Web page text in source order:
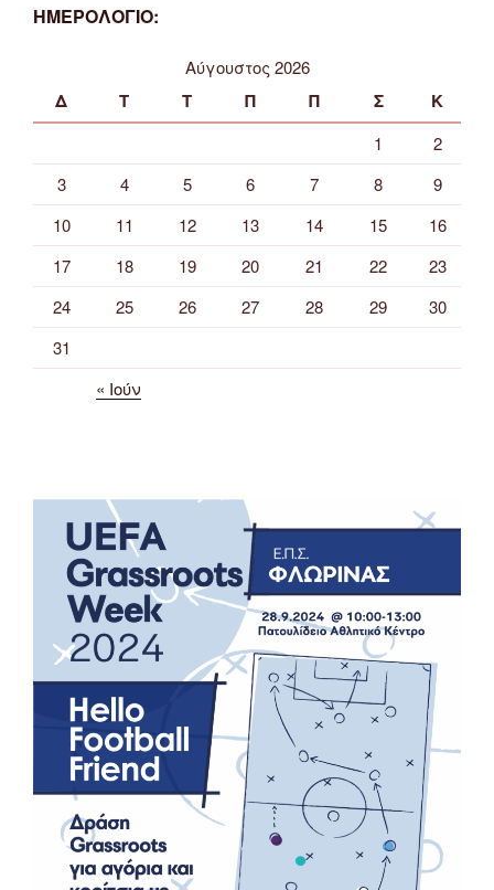
ΗΜΕΡΟΛΟΓΙΟ:
Αύγουστος 2026
Δ Τ Τ Π Π Σ Κ
1
2
3
4 5 6 7 8
9
10
11 12 13 14 15
16
17
18 19 20 21 22
23
24
25 26 27 28 29
30
31
« Ιούν